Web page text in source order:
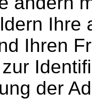
Ihre
Ihren
der